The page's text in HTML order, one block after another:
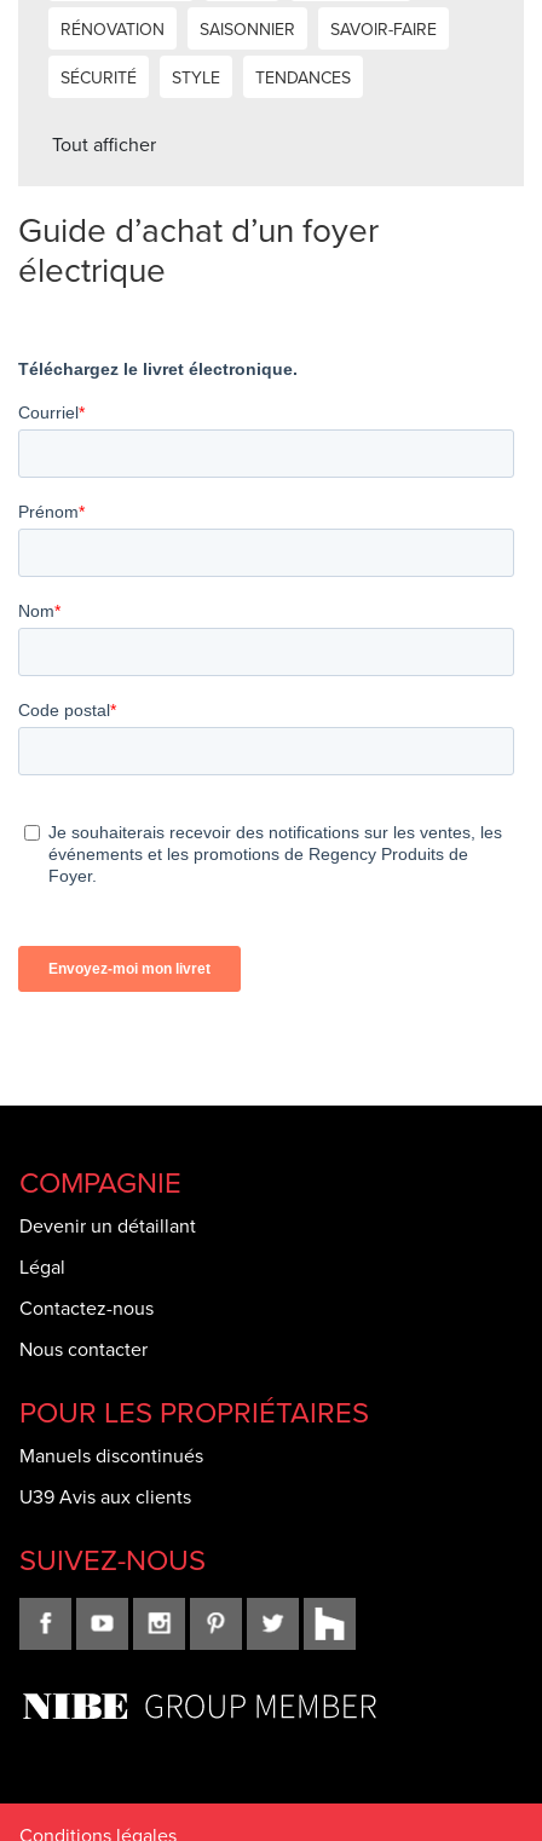
RÉNOVATION
SAISONNIER
SAVOIR-FAIRE
SÉCURITÉ
STYLE TENDANCES
Tout afficher
Guide d’achat d’un foyer
électrique
COMPAGNIE
Devenir un détaillant
Légal
Contactez-nous
Nous contacter
POUR LES PROPRIÉTAIRES
Manuels discontinués
U39 Avis aux clients
SUIVEZ-NOUS
Conditions légales